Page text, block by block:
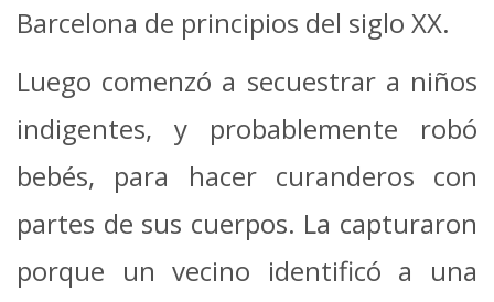
Barcelona de principios del siglo XX.
Luego comenzó a secuestrar a niños
indigentes, y probablemente robó
bebés, para hacer curanderos con
partes de sus cuerpos. La capturaron
porque un vecino identificó a una